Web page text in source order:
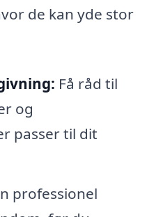
de kan yde stor
Få råd til
og
passer til dit
professionel